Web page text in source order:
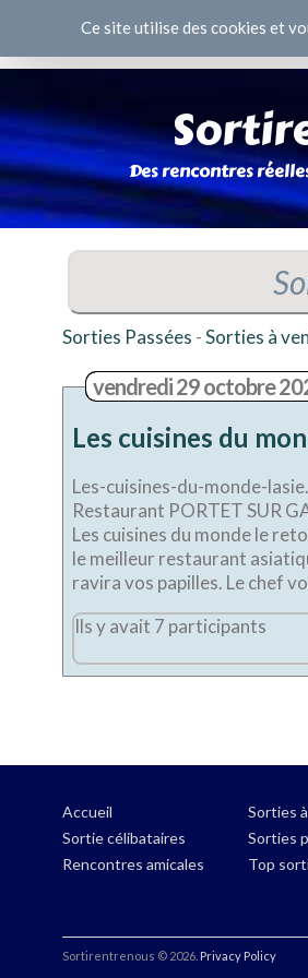
Sorties Passées -Sorties à
vendredi 29 octobre
Les cuisines du
Les-cuisines-du-monde-lasie.
Restaurant PORTET SUR
Les cuisines du monde le
le meilleur restaurant
ravira vos
Ils y avait 7 participants
Accueil
Sortie célibataires
Rencontres amicales
Sorties
Sorties
Top
Sortirentrenous © 2026 Privacy Policy
Ce site utilise des cookies et